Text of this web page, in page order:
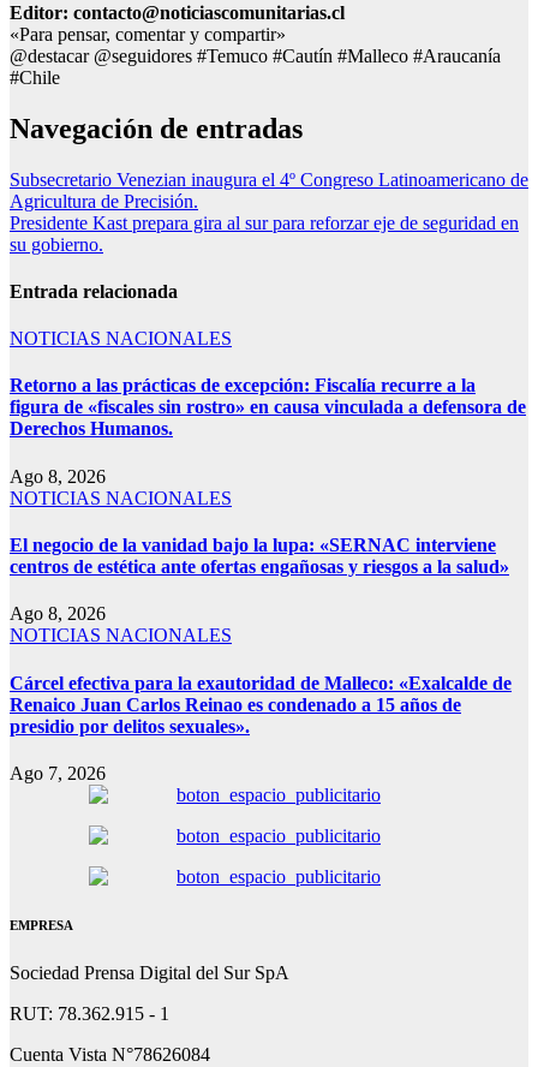
Editor: contacto@noticiascomunitarias.cl
«Para pensar, comentar y compartir»
@destacar @seguidores #Temuco #Cautín #Malleco #Araucanía
#Chile
Navegación de entradas
Subsecretario Venezian inaugura el 4º Congreso Latinoamericano de
Agricultura de Precisión.
Presidente Kast prepara gira al sur para reforzar eje de seguridad en
su gobierno.
Entrada relacionada
NOTICIAS NACIONALES
Retorno a las prácticas de excepción: Fiscalía recurre a la
figura de «fiscales sin rostro» en causa vinculada a defensora de
Derechos Humanos.
Ago 8, 2026
NOTICIAS NACIONALES
El negocio de la vanidad bajo la lupa: «SERNAC interviene
centros de estética ante ofertas engañosas y riesgos a la salud»
Ago 8, 2026
NOTICIAS NACIONALES
Cárcel efectiva para la exautoridad de Malleco: «Exalcalde de
Renaico Juan Carlos Reinao es condenado a 15 años de
presidio por delitos sexuales».
Ago 7, 2026
EMPRESA
Sociedad Prensa Digital del Sur SpA
RUT: 78.362.915 - 1
Cuenta Vista N°78626084